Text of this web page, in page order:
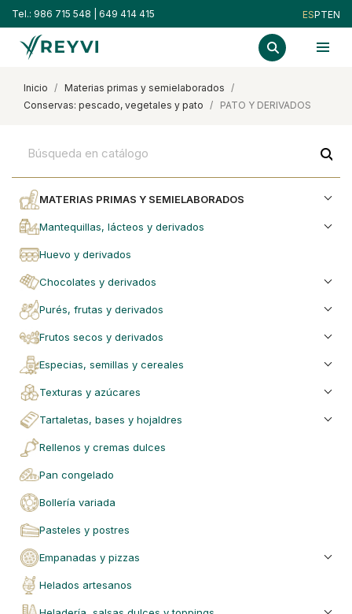
Tel.: 986 715 548 649 414 415 ESPTEN
inicio
materias primas y semielaborados
conservas: pescado, vegetales y pato
PATO Y DERIVADOS
search
MATERIAS PRIMAS Y SEMIELABORADOS
mantequillas, lácteos y derivados
huevo y derivados
chocolates y derivados
purés, frutas y derivados
frutos secos y derivados
especias, semillas y cereales
texturas y azúcares
tartaletas, bases y hojaldres
rellenos y cremas dulces
pan congelado
bollería variada
pasteles y postres
empanadas y pizzas
helados artesanos